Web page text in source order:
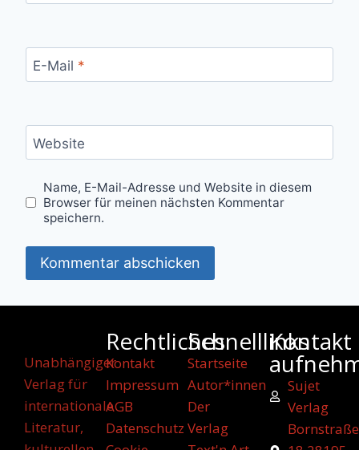
E-Mail *
Website
Name, E-Mail-Adresse und Website in diesem
Browser für meinen nächsten Kommentar
speichern.
Unabhängiger
Verlag für
internationale
Literatur,
Rechtliches
Kontakt
Impressum
AGB
Datenschutz
Schnelllinks
Startseite
Autor*innen
Der
Verlag
Kontakt
Sujet
Verlag
Bornstraße